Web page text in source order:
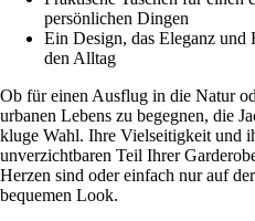
persönlichen Dingen
Ein Design, das Eleganz
den Alltag
Ob für einen Ausflug in die Natur
urbanen Lebens zu begegnen, die
kluge Wahl. Ihre Vielseitigkeit und
unverzichtbaren Teil Ihrer
Herzen sind oder einfach nur auf
bequemen Look.